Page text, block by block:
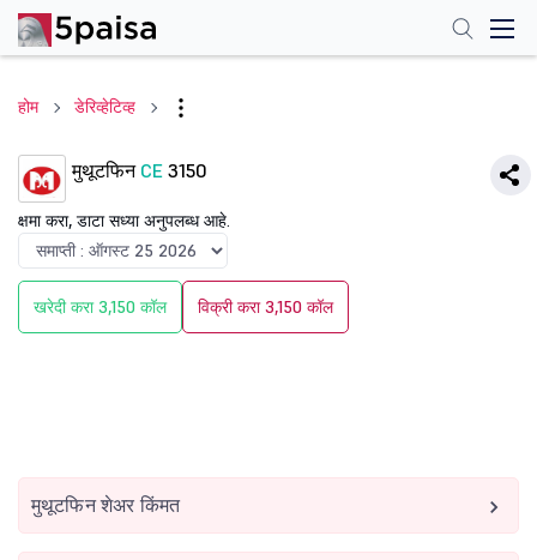
होम डेरिव्हेटिव्ह
मुथूटफिन CE 3150
क्षमा करा, डाटा सध्या अनुपलब्ध आहे.
खरेदी करा 3,150 कॉल विक्री करा 3,150 कॉल
मुथूटफिन शेअर किंमत